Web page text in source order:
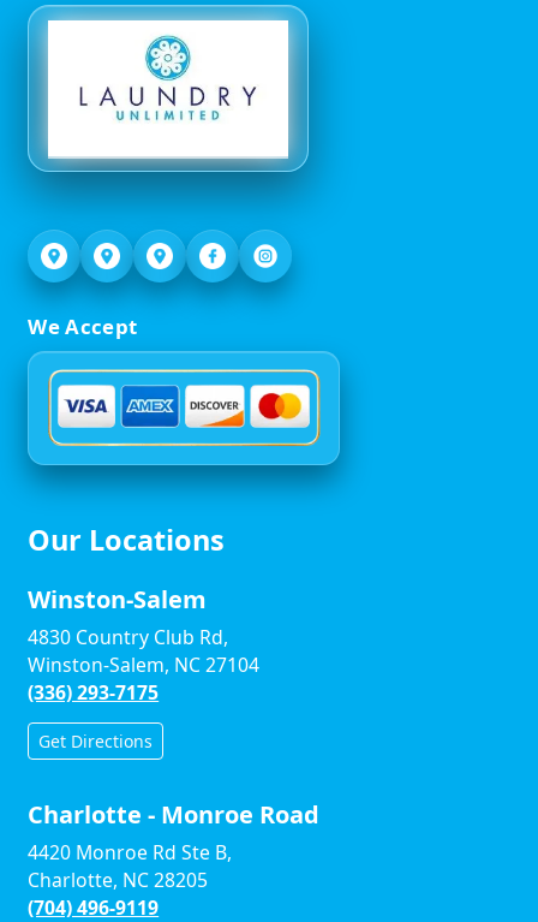
We Accept
Our Locations
Winston-Salem
4830 Country Club Rd,
Winston-Salem, NC 27104
(336) 293-7175
Get Directions
Charlotte - Monroe Road
4420 Monroe Rd Ste B,
Charlotte, NC 28205
(704) 496-9119